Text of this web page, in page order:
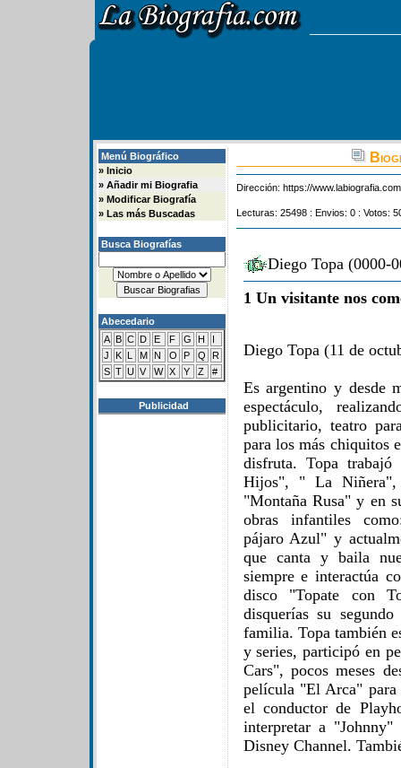
Menú Biográfico
» Inicio
» Añadir mi Biografia
» Modificar Biografía
» Las más Buscadas
Busca Biografías
Abecedario
A B C D E F G H
I
J
K L M N O P Q
R
S T U V W X Y Z #
Publicidad
Dirección: https://
Lecturas: 25498 : Envios: 0 : Votos:
Diego Topa (0000-
1 Un visitante nos
Diego Topa (11 de
Es argentino y desde
espectáculo,
publicitario, teatro
para los más chiquitos
disfruta. Topa trabajó
Hijos", " La Niñera",
"Montaña Rusa" y en
obras infantiles
pájaro Azul" y
que canta y baila
siempre e interactúa
disco "Topate con
disquerías su
familia. Topa también
y series, participó en
Cars", pocos meses
película "El Arca" para
el conductor de
interpretar a
Disney Channel.